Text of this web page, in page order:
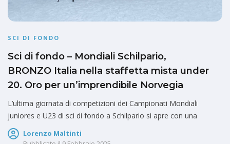
SCI DI FONDO
Sci di fondo – Mondiali Schilpario,
BRONZO Italia nella staffetta mista under
20. Oro per un’imprendibile Norvegia
L’ultima giornata di competizioni dei Campionati Mondiali
juniores e U23 di sci di fondo a Schilpario si apre con una
Lorenzo Maltinti